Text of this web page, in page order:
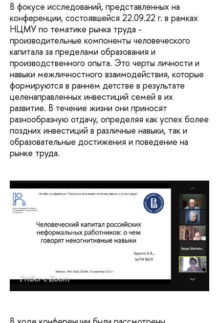
В фокусе исследований, представленных на
конференции, состоявшейся 22.09.22 г. в рамках
НЦМУ по тематике рынка труда -
производительные компоненты человеческого
капитала за пределами образования и
производственного опыта. Это черты личности и
навыки межличностного взаимодействия, которые
формируются в раннем детстве в результате
целенаправленных инвестиций семей в их
развитие. В течение жизни они приносят
разнообразную отдачу, определяя как успех более
поздних инвестиций в различные навыки, так и
образовательные достижения и поведение на
рынке труда.
PrtScr c Zoom